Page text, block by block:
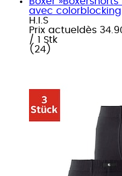
avec colorblocking
H.I.S
Prix actuel dès
/ 1 Stk
( 24 )